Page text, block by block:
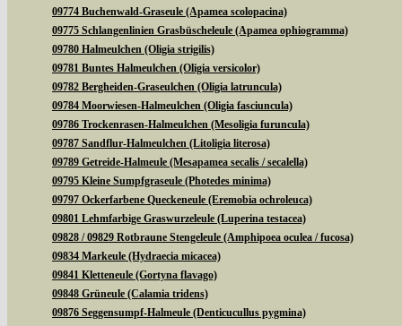
09774 Buchenwald-Graseule (Apamea scolopacina)
09775 Schlangenlinien Grasbüscheleule (Apamea ophiogramma)
09780 Halmeulchen (Oligia strigilis)
09781 Buntes Halmeulchen (Oligia versicolor)
09782 Bergheiden-Graseulchen (Oligia latruncula)
09784 Moorwiesen-Halmeulchen (Oligia fasciuncula)
09786 Trockenrasen-Halmeulchen (Mesoligia furuncula)
09787 Sandflur-Halmeulchen (Litoligia literosa)
09789 Getreide-Halmeule (Mesapamea secalis / secalella)
09795 Kleine Sumpfgraseule (Photedes minima)
09797 Ockerfarbene Queckeneule (Eremobia ochroleuca)
09801 Lehmfarbige Graswurzeleule (Luperina testacea)
09828 / 09829 Rotbraune Stengeleule (Amphipoea oculea / fucosa)
09834 Markeule (Hydraecia micacea)
09841 Kletteneule (Gortyna flavago)
09848 Grüneule (Calamia tridens)
09876 Seggensumpf-Halmeule (Denticucullus pygmina)